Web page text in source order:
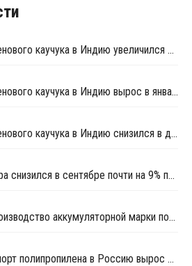
Импорт этилен-пропиленового каучука в Индию увеличился в феврале почти на 3%
Импорт этилен-пропиленового каучука в Индию вырос в январе на 16,3%
Импорт этилен-пропиленового каучука в Индию снизился в декабре на 14,1%
Экспорт ПП из Сингапура снизился в сентябре почти на 9% по отношению к августу
Уфаоргсинтез начал производство аккумуляторной марки полипропилена
В январе 2016 года импорт полипропилена в Россию вырос на 27%